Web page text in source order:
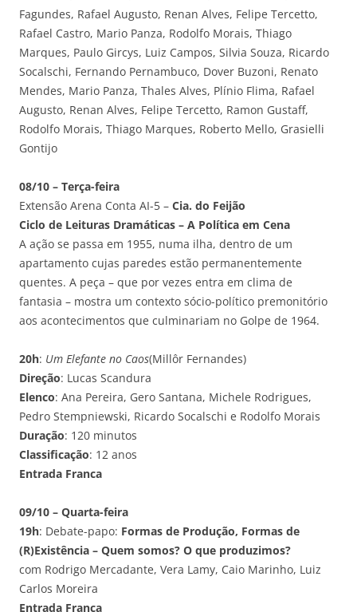
Fagundes, Rafael Augusto, Renan Alves, Felipe Tercetto,
Rafael Castro, Mario Panza, Rodolfo Morais, Thiago
Marques, Paulo Gircys, Luiz Campos, Silvia Souza, Ricardo
Socalschi, Fernando Pernambuco, Dover Buzoni, Renato
Mendes, Mario Panza, Thales Alves, Plínio Flima, Rafael
Augusto, Renan Alves, Felipe Tercetto, Ramon Gustaff,
Rodolfo Morais, Thiago Marques, Roberto Mello, Grasielli
Gontijo
08/10 – Terça-feira
Extensão Arena Conta AI-5 – Cia. do Feijão
Ciclo de Leituras Dramáticas – A Política em Cena
A ação se passa em 1955, numa ilha, dentro de um
apartamento cujas paredes estão permanentemente
quentes. A peça – que por vezes entra em clima de
fantasia – mostra um contexto sócio-político premonitório
aos acontecimentos que culminariam no Golpe de 1964.
20h: Um Elefante no Caos(Millôr Fernandes)
Direção: Lucas Scandura
Elenco: Ana Pereira, Gero Santana, Michele Rodrigues,
Pedro Stempniewski, Ricardo Socalschi e Rodolfo Morais
Duração: 120 minutos
Classificação: 12 anos
Entrada Franca
09/10 – Quarta-feira
19h: Debate-papo: Formas de Produção, Formas de
(R)Existência – Quem somos? O que produzimos?
com Rodrigo Mercadante, Vera Lamy, Caio Marinho, Luiz
Carlos Moreira
Entrada Franca